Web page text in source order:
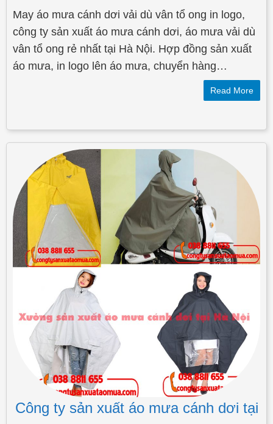
May áo mưa cánh dơi vải dù vân tổ ong in logo,
công ty sản xuất áo mưa cánh dơi, áo mưa vải dù
vân tổ ong rẻ nhất tại Hà Nội. Hợp đồng sản xuất
áo mưa, in logo lên áo mưa, chuyển hàng…
Read More
Công ty sản xuất áo mưa cánh dơi tại